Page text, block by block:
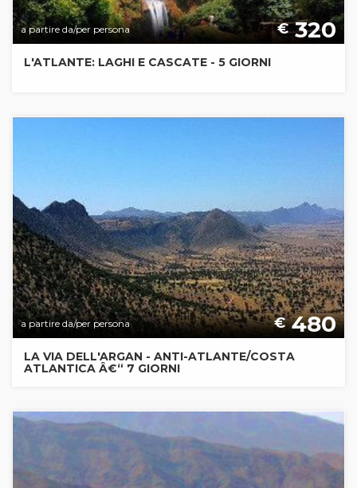
a partire da/per persona € 320
L'ATLANTE: LAGHI E CASCATE - 5 GIORNI
a partire da/per persona € 480
LA VIA DELL'ARGAN - ANTI-ATLANTE/COSTA
ATLANTICA Â€“ 7 GIORNI